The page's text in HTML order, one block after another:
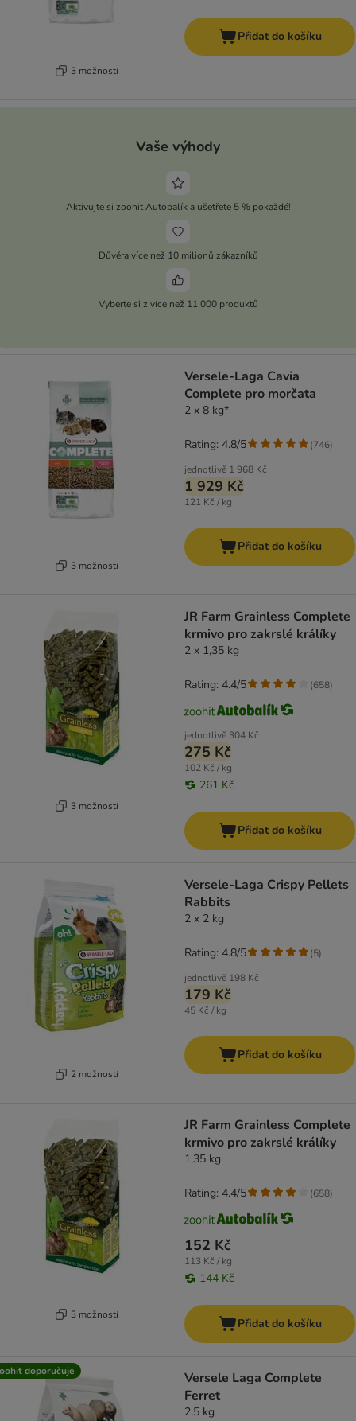
3 možností
Přidat do košíku
Vaše výhody
Aktivujte si zoohit Autobalík a ušetřete 5 % pokaždé!
Důvěra více než 10 milionů zákazníků
Vyberte si z více než 11 000 produktů
3 možností
Versele-Laga Cavia
Complete pro morčata
2 x 8 kg*
jednotlivě 1 968 Kč
1 929 Kč
121 Kč / kg
Rating: 4.8/5 (746)
Přidat do košíku
3 možností
JR Farm Grainless Complete
krmivo pro zakrslé králíky
2 x 1,35 kg
jednotlivě 304 Kč
275 Kč
102 Kč / kg
261 Kč
Rating: 4.4/5 (658)
Přidat do košíku
2 možností
Versele-Laga Crispy Pellets
Rabbits
2 x 2 kg
jednotlivě 198 Kč
179 Kč
45 Kč / kg
Rating: 4.8/5 (5)
Přidat do košíku
3 možností
JR Farm Grainless Complete
krmivo pro zakrslé králíky
1,35 kg
152 Kč
113 Kč / kg
144 Kč
Rating: 4.4/5 (658)
Přidat do košíku
doporučuje
Versele Laga Complete
Ferret
2,5 kg